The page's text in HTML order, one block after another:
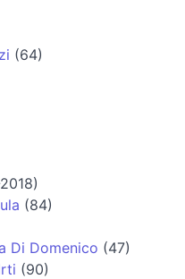
(64)
(84)
Di Domenico (47)
(90)